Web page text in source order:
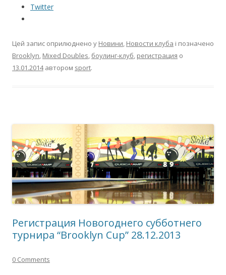
Twitter
Цей запис оприлюднено у Новини, Новости клуба і позначено
Brooklyn, Mixed Doubles, боулинг-клуб, регистрация о
13.01.2014 автором sport.
Регистрация Новогоднего субботнего
турнира “Brooklyn Cup” 28.12.2013
0 Comments